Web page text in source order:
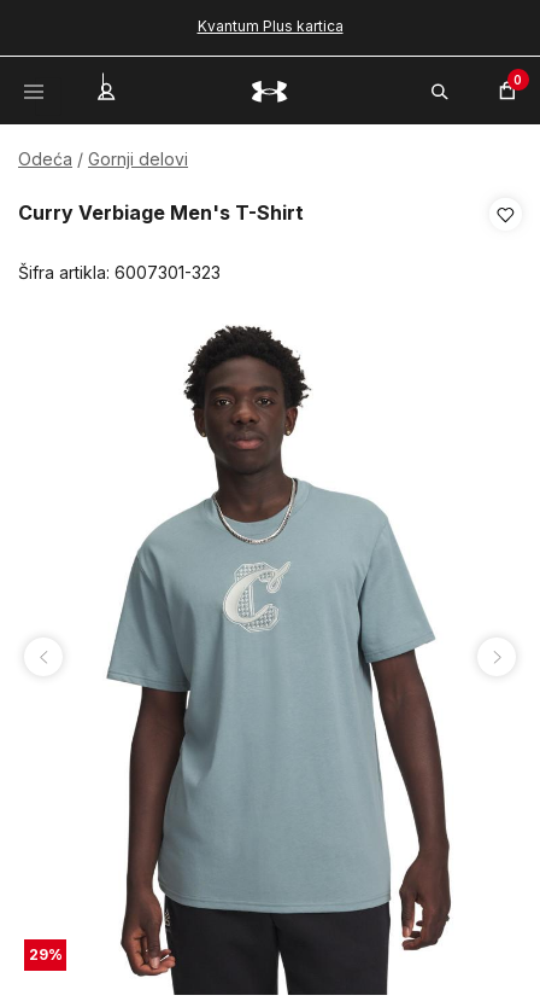
Kvantum Plus kartica
0
Odeća Gornji delovi
Curry Verbiage Men's T-Shirt
Šifra artikla: 6007301-323
29%